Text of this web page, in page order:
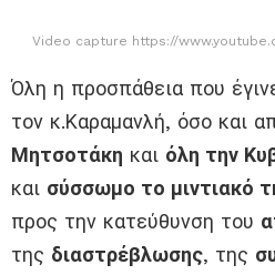
Video capture https://
Όλη η προσπάθεια που
τον κ.Καραμανλή, όσο και
Μητσοτάκη και όλη την
και σύσσωμο το μιντιακό
προς την κατεύθυνση του
της διαστρέβλωσης, της